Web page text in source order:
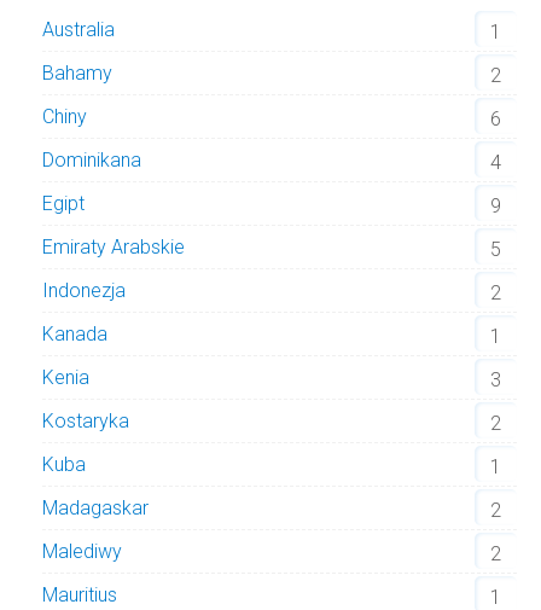
Australia
1
Bahamy
2
Chiny
6
Dominikana
4
Egipt
9
Emiraty Arabskie
5
Indonezja
2
Kanada
1
Kenia
3
Kostaryka
2
Kuba
1
Madagaskar
2
Malediwy
2
Mauritius
1